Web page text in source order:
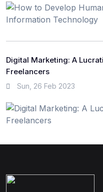
Digital Marketing: A
Freelancers
Sun, 26 Feb 2023